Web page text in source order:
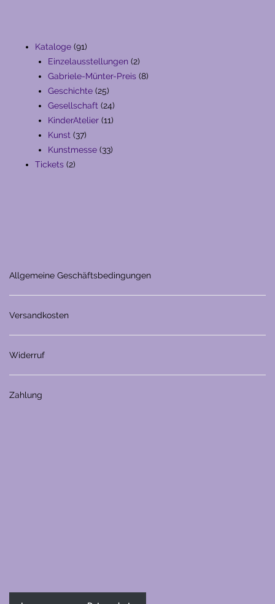
Kataloge 9191
Produkte
Einzelausstellungen 22
Produkte
Gabriele-Münter-Preis 88
Geschichte 2525
Produkte
Gesellschaft 2424
Produkte
KinderAtelier 1111
Kunst 3737
Produkte
Kunstmesse 3333
Tickets 22
Allgemeine Geschäftsbedingungen
Versandkosten
Widerruf
Zahlung